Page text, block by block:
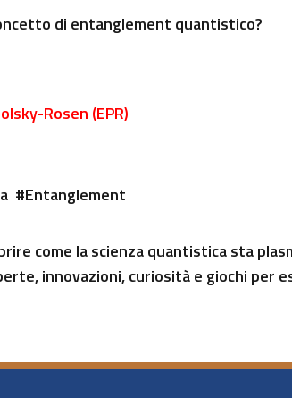
di entanglement quantistico?
Rosen (EPR)
#Entanglement
come la scienza quantistica sta
innovazioni, curiosità e giochi per